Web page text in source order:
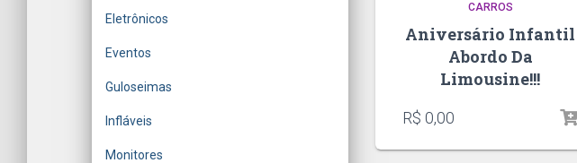
r
:
Eletrônicos
Eventos
Guloseimas
Infláveis
Monitores
CARROS
Aniversário Infantil
Abordo Da
Limousine!!!
R$ 0,00